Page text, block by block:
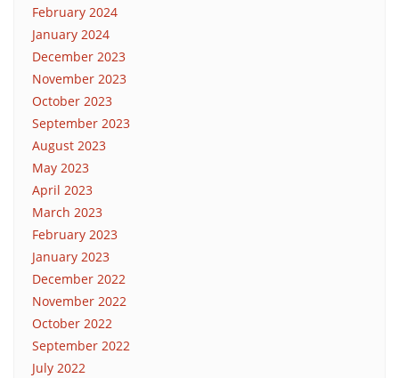
February 2024
January 2024
December 2023
November 2023
October 2023
September 2023
August 2023
May 2023
April 2023
March 2023
February 2023
January 2023
December 2022
November 2022
October 2022
September 2022
July 2022